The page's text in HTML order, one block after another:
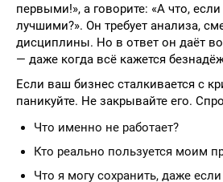
первыми!», а говорите: «А что,
лучшими?». Он требует анализа,
дисциплины. Но в ответ он даёт
— даже когда всё кажется
Если ваш бизнес сталкивается с
паникуйте. Не закрывайте его.
Что именно не работает?
Кто реально пользуется моим
Что я могу сохранить, даже